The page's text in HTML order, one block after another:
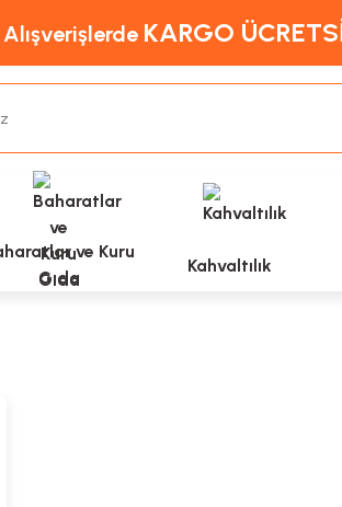
KARGO
ve Kuru
Gıda
Kahvaltılık